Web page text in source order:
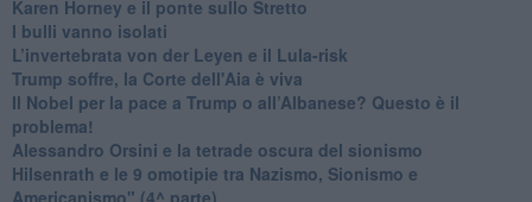
​Karen Horney e il ponte sullo Stretto
​I bulli vanno isolati
L’invertebrata von der Leyen e il Lula-risk
Trump soffre, la Corte dell'Aia è viva
​Il Nobel per la pace a Trump o all’Albanese? Questo è il
problema!
​Alessandro Orsini e la tetrade oscura del sionismo
​Hilsenrath e le 9 omotipie tra Nazismo, Sionismo e
Americanismo" (4^ parte)